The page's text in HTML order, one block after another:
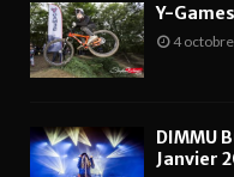
Y-Games
4
DIMMU
Janvier